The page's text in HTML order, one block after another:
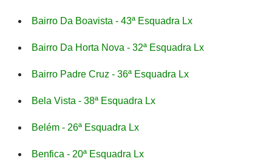
Bairro Da Boavista - 43ª Esquadra Lx
Bairro Da Horta Nova - 32ª Esquadra Lx
Bairro Padre Cruz - 36ª Esquadra Lx
Bela Vista - 38ª Esquadra Lx
Belém - 26ª Esquadra Lx
Benfica - 20ª Esquadra Lx